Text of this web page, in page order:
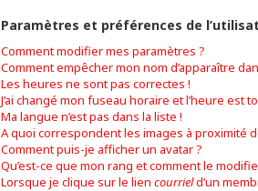
Paramètres et préférences de
Comment modifier mes paramètres ?
Comment empêcher mon nom d’apparaître
Les heures ne sont pas correctes !
J’ai changé mon fuseau horaire et l’heure est
Ma langue n’est pas dans la liste !
A quoi correspondent les images à proximité
Comment puis-je afficher un avatar ?
Qu’est-ce que mon rang et comment le
Lorsque je clique sur le lien courrield’un